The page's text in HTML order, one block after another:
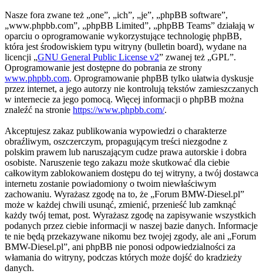
Nasze fora zwane też „one”, „ich”, „je”, „phpBB software”,
„www.phpbb.com”, „phpBB Limited”, „phpBB Teams” działają w
oparciu o oprogramowanie wykorzystujące technologię phpBB,
która jest środowiskiem typu witryny (bulletin board), wydane na
licencji „GNU General Public License v2” zwanej też „GPL”.
Oprogramowanie jest dostępne do pobrania ze strony
www.phpbb.com. Oprogramowanie phpBB tylko ułatwia dyskusje
przez internet, a jego autorzy nie kontrolują tekstów zamieszczanych
w internecie za jego pomocą. Więcej informacji o phpBB można
znaleźć na stronie https://www.phpbb.com/.
Akceptujesz zakaz publikowania wypowiedzi o charakterze
obraźliwym, oszczerczym, propagującym treści niezgodne z
polskim prawem lub naruszającym cudze prawa autorskie i dobra
osobiste. Naruszenie tego zakazu może skutkować dla ciebie
całkowitym zablokowaniem dostępu do tej witryny, a twój dostawca
internetu zostanie powiadomiony o twoim niewłaściwym
zachowaniu. Wyrażasz zgodę na to, że „Forum BMW-Diesel.pl”
może w każdej chwili usunąć, zmienić, przenieść lub zamknąć
każdy twój temat, post. Wyrażasz zgodę na zapisywanie wszystkich
podanych przez ciebie informacji w naszej bazie danych. Informacje
te nie będą przekazywane nikomu bez twojej zgody, ale ani „Forum
BMW-Diesel.pl”, ani phpBB nie ponosi odpowiedzialności za
włamania do witryny, podczas których może dojść do kradzieży
danych.